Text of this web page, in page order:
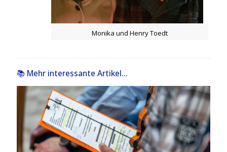
Monika und Henry Toedt
📚 Mehr interessante Artikel...